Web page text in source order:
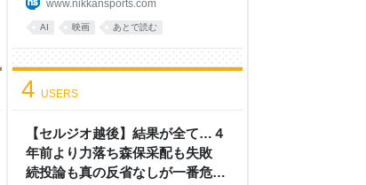
www.nikkansports.com
AI 映画 あとで読む
【セルジオ越後】結果が全て…４
年前より力落ち森保采配も失敗
続投論も真の反省なしが一番危な
4 USERS